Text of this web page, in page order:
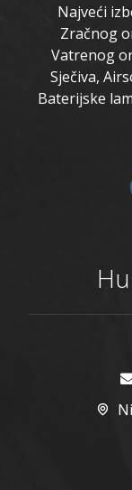
Najveći
Zračnog
Vatrenog
Sječiva,
Baterijske